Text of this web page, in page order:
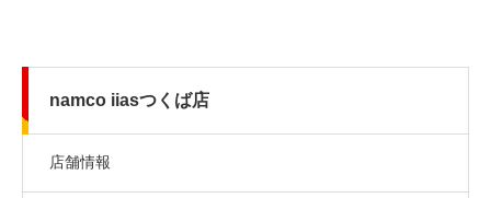
namco iiasつくば店
店舗情報